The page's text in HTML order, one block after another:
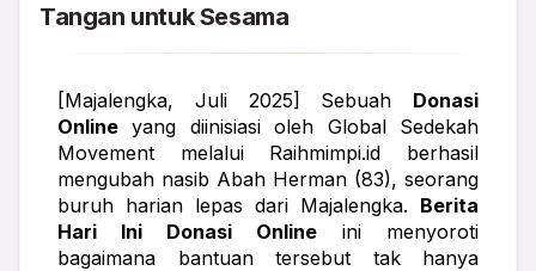
Tangan untuk Sesama
[Majalengka, Juli 2025] Sebuah Donasi
Online yang diinisiasi oleh Global Sedekah
Movement melalui Raihmimpi.id berhasil
mengubah nasib Abah Herman (83), seorang
buruh harian lepas dari Majalengka. Berita
Hari Ini Donasi Online ini menyoroti
bagaimana bantuan tersebut tak hanya